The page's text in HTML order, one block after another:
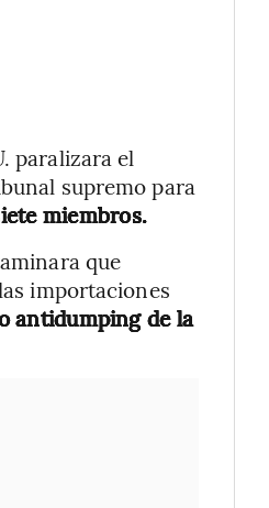
paralizara el
supremo para
miembros.
que
importaciones
antidumping de la